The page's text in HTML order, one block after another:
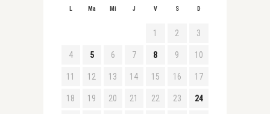
L Ma Mi J V S D
1 2 3
4 5 6 7 8 9 10
11 12 13 14 15 16 17
18 19 20 21 22 23 24